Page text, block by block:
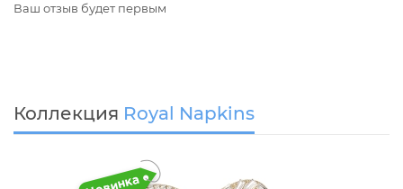
Ваш отзыв будет первым
Коллекция Royal Napkins